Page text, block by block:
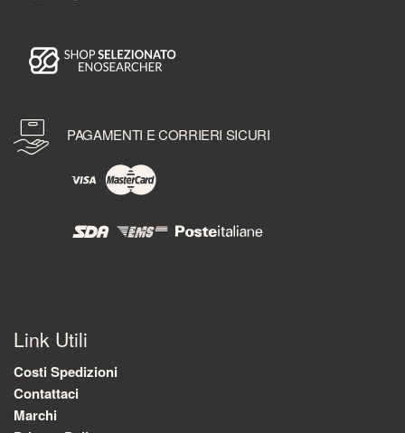
PAGAMENTI E CORRIERI SICURI
Link Utili
Costi Spedizioni
Contattaci
Marchi